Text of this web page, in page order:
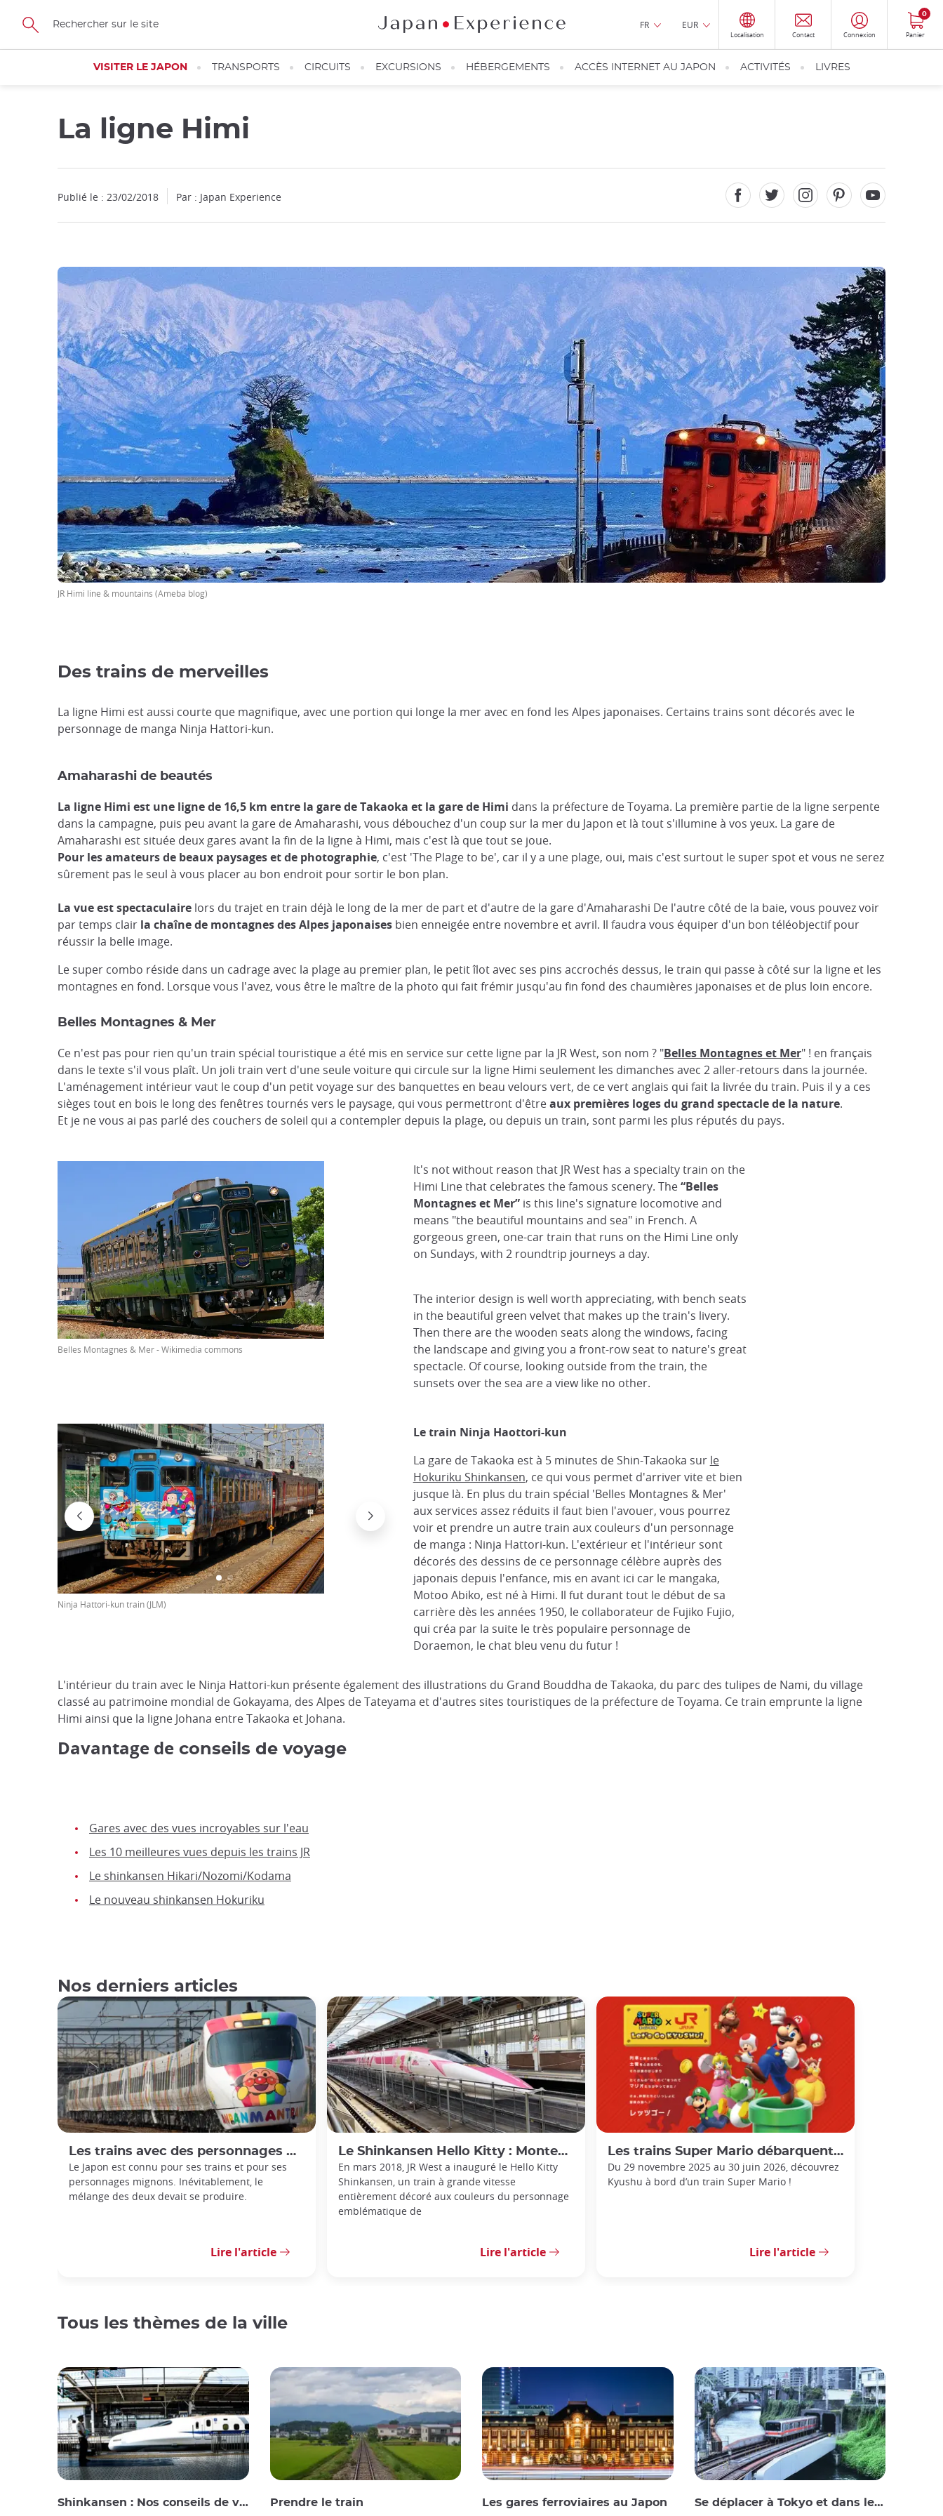
Skip
main
FR EUR
Localisation Contact Connexion Panier
0
VISITER LE JAPON TRANSPORTS CIRCUITS EXCURSIONS HÉBERGEMENTS ACCÈS INTERNET AU JAPON ACTIVITÉS LIVRES
La ligne Himi
Publié le : 23/02/2018 Par : Japan Experience
JR Himi line & mountains (Ameba blog)
Des trains de merveilles
La ligne Himi est aussi courte que magnifique, avec une portion qui longe la mer avec en fond les Alpes japonaises. Certains trains sont décorés avec le
personnage de manga Ninja Hattori-kun.
Amaharashi de beautés
La ligne Himi est une ligne de 16,5 km entre la gare de Takaoka et la gare de Himi dans la préfecture de Toyama. La première partie de la ligne serpente
dans la campagne, puis peu avant la gare de Amaharashi, vous débouchez d'un coup sur la mer du Japon et là tout s'illumine à vos yeux. La gare de
Amaharashi est située deux gares avant la fin de la ligne à Himi, mais c'est là que tout se joue.
Pour les amateurs de beaux paysages et de photographie, c'est 'The Plage to be', car il y a une plage, oui, mais c'est surtout le super spot et vous ne serez
sûrement pas le seul à vous placer au bon endroit pour sortir le bon plan.
La vue est spectaculaire lors du trajet en train déjà le long de la mer de part et d'autre de la gare d'Amaharashi De l'autre côté de la baie, vous pouvez voir
par temps clair la chaîne de montagnes des Alpes japonaises bien enneigée entre novembre et avril. Il faudra vous équiper d'un bon téléobjectif pour
réussir la belle image.
Le super combo réside dans un cadrage avec la plage au premier plan, le petit îlot avec ses pins accrochés dessus, le train qui passe à côté sur la ligne et les
montagnes en fond. Lorsque vous l'avez, vous être le maître de la photo qui fait frémir jusqu'au fin fond des chaumières japonaises et de plus loin encore.
Belles Montagnes & Mer
Ce n'est pas pour rien qu'un train spécial touristique a été mis en service sur cette ligne par la JR West, son nom ? "Belles Montagnes et Mer" ! en français
dans le texte s'il vous plaît. Un joli train vert d'une seule voiture qui circule sur la ligne Himi seulement les dimanches avec 2 aller-retours dans la journée.
L'aménagement intérieur vaut le coup d'un petit voyage sur des banquettes en beau velours vert, de ce vert anglais qui fait la livrée du train. Puis il y a ces
sièges tout en bois le long des fenêtres tournés vers le paysage, qui vous permettront d'êtreaux premières loges du grand spectacle de la nature.
Et je ne vous ai pas parlé des couchers de soleil qui a contempler depuis la plage, ou depuis un train, sont parmi les plus réputés du pays.
It's not without reason that JR West has a specialty train on the
Himi Line that celebrates the famous scenery. The“Belles
Montagnes et Mer”is this line's signature locomotive and
means "the beautiful mountains and sea" in French. A
gorgeous green, one-car train that runs on the Himi Line only
on Sundays, with 2 roundtrip journeys a day.
The interior design is well worth appreciating, with bench seats
in the beautiful green velvet that makes up the train's livery.
Then there are the wooden seats along the windows, facing
the landscape and giving you a front-row seat to nature's great
spectacle. Of course, looking outside from the train, the
sunsets over the sea are a view like no other.
Belles Montagnes & Mer - Wikimedia commons
Le train Ninja Haottori-kun
La gare de Takaoka est à 5 minutes de Shin-Takaoka sur le
Hokuriku Shinkansen, ce qui vous permet d'arriver vite et bien
jusque là. En plus du train spécial 'Belles Montagnes & Mer'
aux services assez réduits il faut bien l'avouer, vous pourrez
voir et prendre un autre train aux couleurs d'un personnage
de manga : Ninja Hattori-kun. L'extérieur et l'intérieur sont
décorés des dessins de ce personnage célèbre auprès des
japonais depuis l'enfance, mis en avant ici car le mangaka,
Motoo Abiko, est né à Himi. Il fut durant tout le début de sa
carrière dès les années 1950, le collaborateur de Fujiko Fujio,
qui créa par la suite le très populaire personnage de
Doraemon, le chat bleu venu du futur !
Ninja Hattori-kun train (JLM)
Hokuriku Shinkansen & Alps, Toyama (JLM)
L'intérieur du train avec le Ninja Hattori-kun présente également des illustrations du Grand Bouddha de Takaoka, du parc des tulipes de Nami, du village
classé au patrimoine mondial de Gokayama, des Alpes de Tateyama et d'autres sites touristiques de la préfecture de Toyama. Ce train emprunte la ligne
Himi ainsi que la ligne Johana entre Takaoka et Johana.
Davantage de conseils de voyage
Gares avec des vues incroyables sur l'eau
Les 10 meilleures vues depuis les trains JR
Le shinkansen Hikari/Nozomi/Kodama
Le nouveau shinkansen Hokuriku
Nos derniers articles
Les trains avec des personnages mignons au Japon
Le Japon est connu pour ses trains et pour ses
personnages mignons. Inévitablement, le
mélange des deux devait se produire.
Lire l'article
Le Shinkansen Hello Kitty : Montez à bord du Sanyo avec Sanrio !
En mars 2018, JR West a inauguré le Hello Kitty
Shinkansen, un train à grande vitesse
entièrement décoré aux couleurs du personnage
emblématique de
Lire l'article
Les trains Super Mario débarquent à Kyushu !
Du 29 novembre 2025 au 30 juin 2026, découvrez
Kyushu à bord d’un train Super Mario !
Lire l'article
Tous les thèmes de la ville
Shinkansen : Nos conseils de voyage pour le train à grande vitesse japonais Prendre le train Les gares ferroviaires au Japon Se déplacer à Tokyo et dans les environs